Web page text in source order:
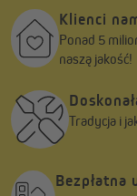
Klienci
Ponad 5
naszą jakość!
Tradycja i
Bezpłatna